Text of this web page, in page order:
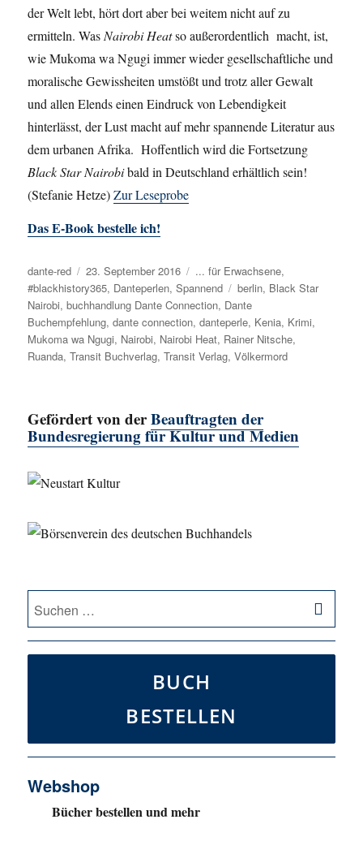
der Welt lebt, hört dort aber bei weitem nicht auf zu
ermitteln. WasNairobi Heatso außerordentlich macht, ist,
wie Mukoma wa Ngugi immer wieder gesellschaftliche und
moralische Gewissheiten umstößt und trotz aller Gewalt
und allen Elends einen Eindruck von Lebendigkeit
hinterlässt, der Lust macht auf mehr spannende Literatur aus
dem urbanen Afrika. Hoffentlich wird die Fortsetzung
Black Star Nairobibald in Deutschland erhältlich sein!
(Stefanie Hetze)Zur Leseprobe
Das E-Book bestelle ich!
Autor
dante-red
Veröffentlicht
am
23. September 2016 Kategorien
... für Erwachsene,
#blackhistory365, Danteperlen,Spannend Schlagwörter
berlin, Black Star
Nairobi,buchhandlung Dante Connection, Dante
Buchempfehlung,dante connection,danteperle, Kenia, Krimi,
Mukoma wa Ngugi, Nairobi, Nairobi Heat, Rainer Nitsche,
Ruanda,Transit Buchverlag,Transit Verlag,Völkermord
Gefördert von derBeauftragten der
Bundesregierung für Kultur und Medien
Suche
nach:
BUCH
BESTELLEN
Webshop
Bücher bestellen und mehr